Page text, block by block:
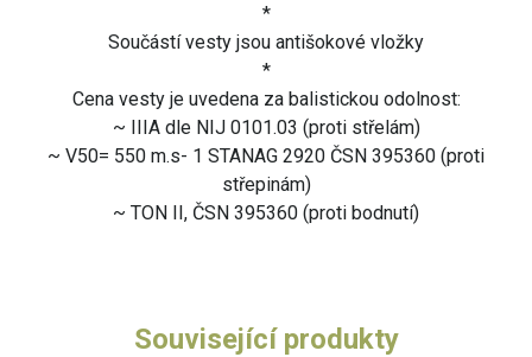
*
Součástí vesty jsou antišokové vložky
*
Cena vesty je uvedena za balistickou odolnost:
~ IIIA dle NIJ 0101.03 (proti střelám)
~ V50= 550 m.s- 1 STANAG 2920 ČSN 395360 (proti
střepinám)
~ TON II, ČSN 395360 (proti bodnutí)
Související produkty